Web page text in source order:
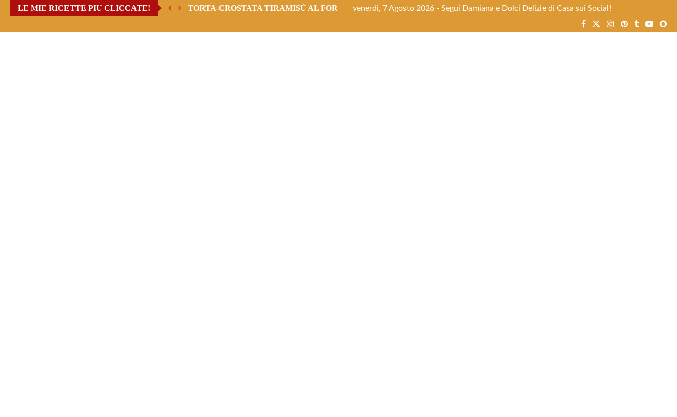
LE MIE RICETTE PIU CLICCATE! TORTA-CROSTATA TIRAMISÙ AL FORNO venerdì, 7 Agosto 2026 - Segui Damiana e Dolci Delizie di Casa sui Social!